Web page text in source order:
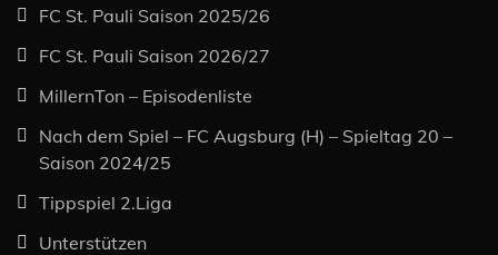
FC St. Pauli Saison 2025/26
FC St. Pauli Saison 2026/27
MillernTon – Episodenliste
Nach dem Spiel – FC Augsburg (H) – Spieltag 20 –
Saison 2024/25
Tippspiel 2.Liga
Unterstützen